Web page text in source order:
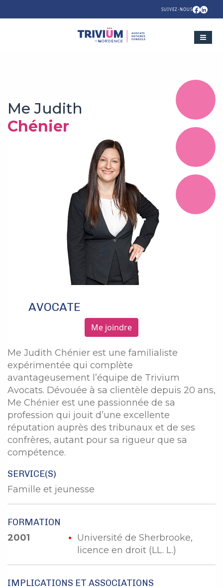
SUIVEZ-NOUS
Me Judith
Chénier
AVOCATE
Me joindre
Me Judith Chénier est une familialiste
expérimentée qui complète
avantageusement l’équipe de Trivium
Avocats. Dévouée à sa clientèle depuis 20 ans,
Me Chénier est une passionnée de sa
profession qui jouit d’une excellente
réputation auprès des tribunaux et de ses
confrères, autant pour sa rigueur que sa
compétence.
SERVICE(S)
Famille et jeunesse
FORMATION
2001
Université de Sherbrooke,
licence en droit (LL. L.)
IMPLICATIONS ET ASSOCIATIONS